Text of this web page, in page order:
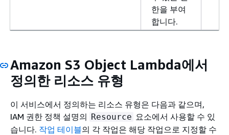
한을 부여
합니다.
Amazon S3 Object Lambda에서
정의한 리소스 유형
이 서비스에서 정의하는 리소스 유형은 다음과 같으며,
IAM 권한 정책 설명의 Resource 요소에서 사용할 수 있
습니다. 작업 테이블의 각 작업은 해당 작업으로 지정할 수